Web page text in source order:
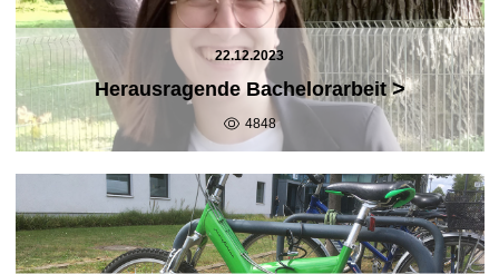
22.12.2023
Herausragende Bachelorarbeit>
4848